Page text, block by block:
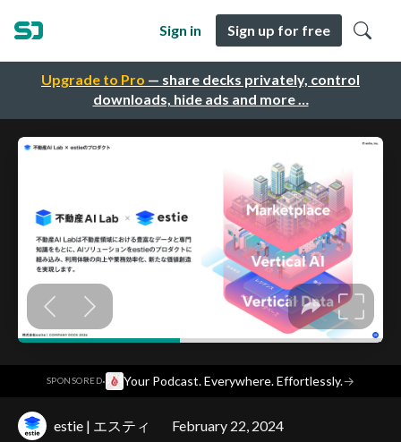
Upgrade to Pro — share decks privately, control
downloads, hide ads and more …
Sign in Sign up for free
SPONSORED· Your Podcast. Everywhere. Effortlessly.→
estie | エスティ February 22, 2024